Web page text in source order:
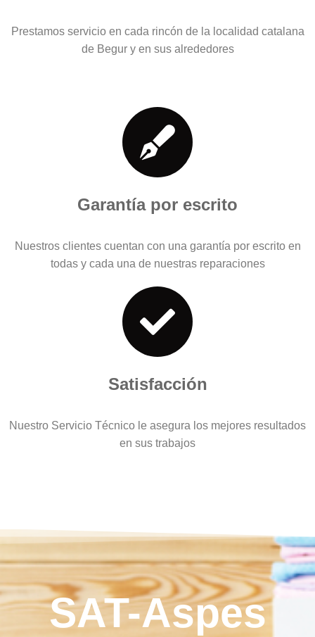
Prestamos servicio en cada rincón de la localidad catalana
de Begur y en sus alrededores
Garantía por escrito
Nuestros clientes cuentan con una garantía por escrito en
todas y cada una de nuestras reparaciones
Satisfacción
Nuestro Servicio Técnico le asegura los mejores resultados
en sus trabajos
SAT-Aspes